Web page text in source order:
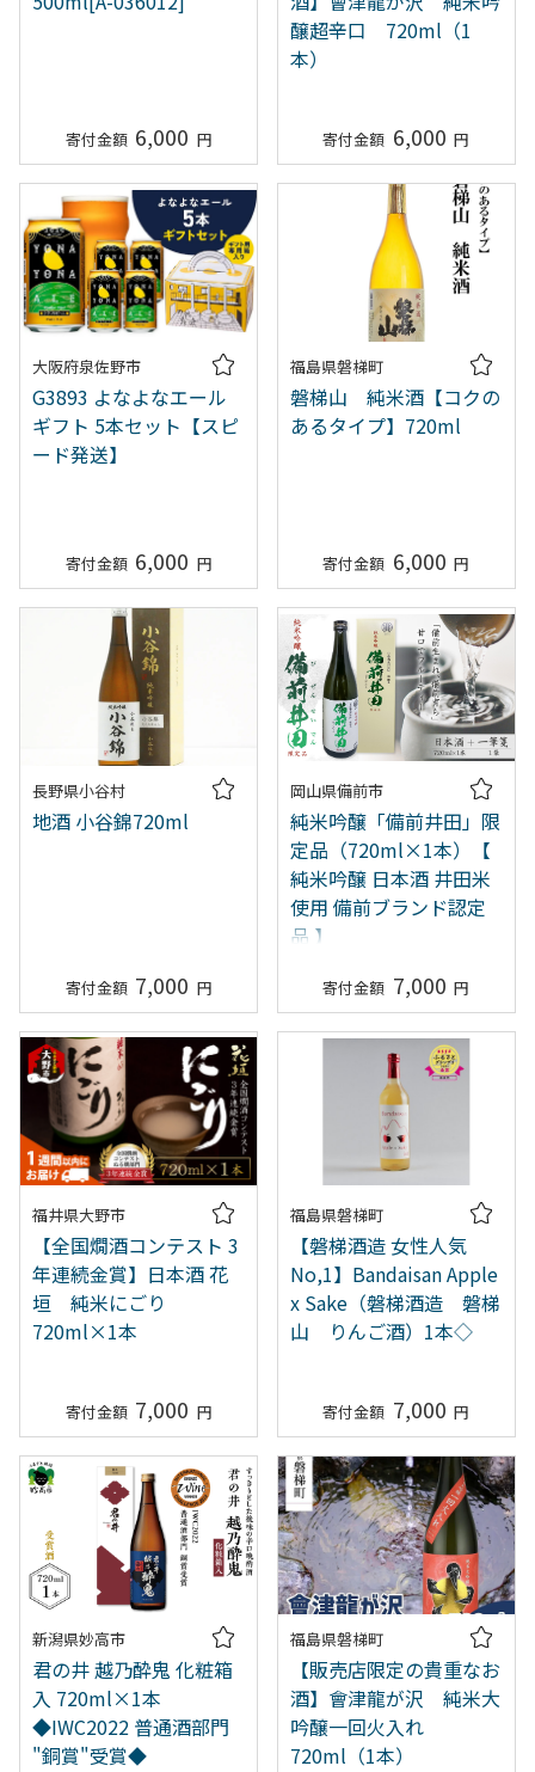
6,000
醸超辛口 720ml（1
本）
6,000
大阪府泉佐野市
G3893 よなよなエール
ギフト 5本セット【スピ
ード発送】
6,000
福島県磐梯町
磐梯山 純米酒【コクの
あるタイプ】720ml
6,000
長野県小谷村
地酒 小谷錦720ml
7,000
岡山県備前市
純米吟醸「備前井田」限
定品（720ml×1本）【
純米吟醸 日本酒 井田米
使用 備前ブランド認定
品 】
7,000
福井県大野市
【全国燗酒コンテスト 3
年連続金賞】日本酒 花
垣 純米にごり
720ml×1本
7,000
福島県磐梯町
【磐梯酒造 女性人気
No,1】Bandaisan Apple
x Sake（磐梯酒造 磐梯
山 りんご酒）1本◇
7,000
新潟県妙高市
君の井 越乃酔鬼 化粧箱
入 720ml×1本
◆IWC2022 普通酒部門
"銅賞"受賞◆
福島県磐梯町
【販売店限定の貴重なお
酒】會津龍が沢 純米大
吟醸一回火入れ
720ml（1本）